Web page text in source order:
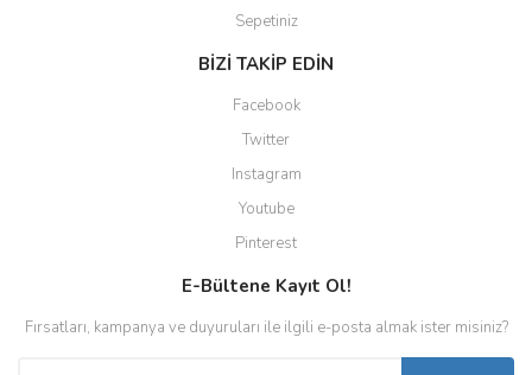
Sepetiniz
BİZİ TAKİP EDİN
Facebook
Twitter
Instagram
Youtube
Pinterest
E-Bültene Kayıt Ol!
Fırsatları, kampanya ve duyuruları ile ilgili e-posta almak ister misiniz?